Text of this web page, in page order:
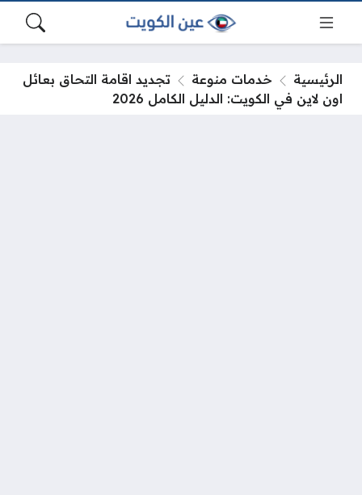
الرئيسية خدمات منوعة
تجديد اقامة التحاق بعائل
اون لاين في الكويت: الدليل الكامل 2026